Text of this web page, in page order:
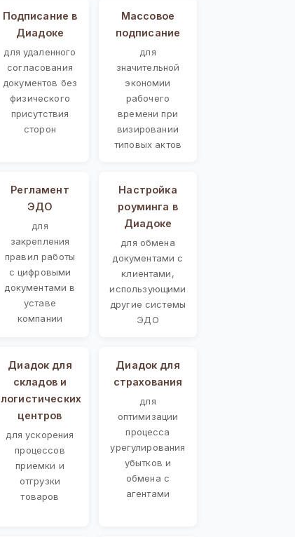
Подписание в
Диадоке
для удаленного
согласования
документов без
физического
присутствия
сторон
Массовое
подписание
для
значительной
экономии
рабочего
времени при
визировании
типовых актов
Регламент
ЭДО
для
закрепления
правил работы
с цифровыми
документами в
уставе
компании
Настройка
роуминга в
Диадоке
для обмена
документами с
клиентами,
использующими
другие системы
ЭДО
Диадок для
складов и
логистических
центров
для ускорения
процессов
приемки и
отгрузки
товаров
Диадок для
страхования
для
оптимизации
процесса
урегулирования
убытков и
обмена с
агентами